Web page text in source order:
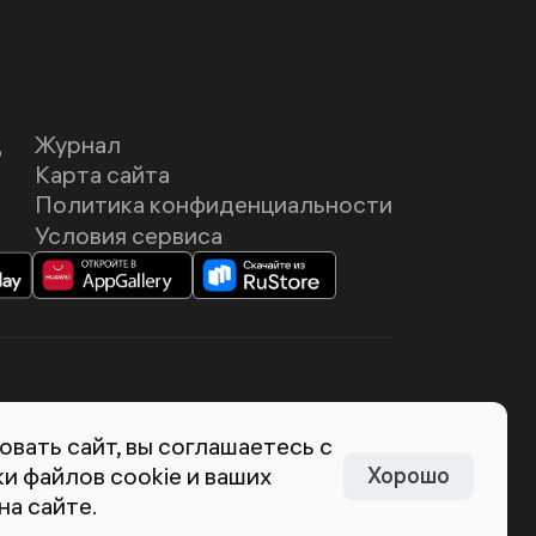
сайт, вы соглашаетесь с
файлов cookie и ваших
сайте.
Хорошо
Журнал
Карта сайта
Политика конфиденциальности
Условия сервиса
Лебедева